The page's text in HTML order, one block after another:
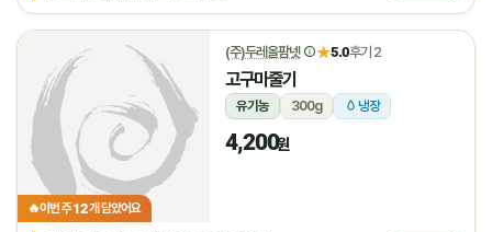
🔥이번 주12개 담았어요
(주)두레올팜넷 ★5.0후기 2
고구마줄기
유기농 300g 냉장
4,200원